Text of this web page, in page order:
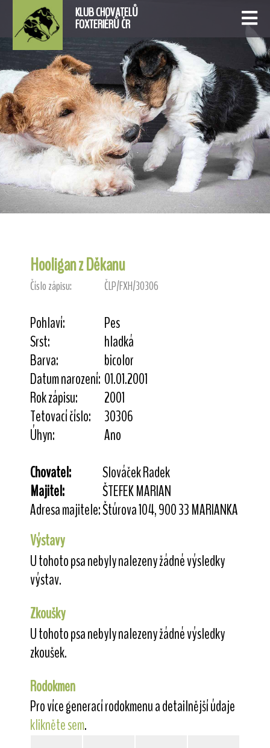
KLUB CHOVATELŮ
FOXTERIÉRŮ ČR
Hooligan z Děkanu
Číslo zápisu: ČLP/FXH/30306
Pohlaví:
Pes
Srst:
hladká
Barva:
bicolor
Datum narození: 01.01.2001
Rok zápisu:
2001
Tetovací číslo:
30306
Úhyn:
Ano
Chovatel:
Slováček Radek
Majitel:
ŠTEFEK MARIAN
Adresa majitele:Štúrova 104, 900 33 MARIANKA
Výstavy
U tohoto psa nebyly nalezeny žádné výsledky
výstav.
Zkoušky
U tohoto psa nebyly nalezeny žádné výsledky
zkoušek.
Rodokmen
Pro více generací rodokmenu a detailnější údaje
klikněte sem.